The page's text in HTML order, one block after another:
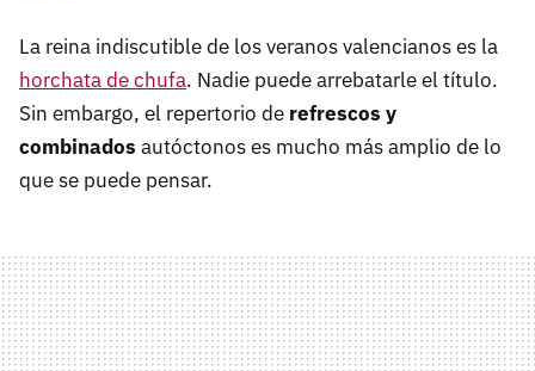
La reina indiscutible de los veranos valencianos es la
horchata de chufa. Nadie puede arrebatarle el título.
Sin embargo, el repertorio de refrescos y
combinados autóctonos es mucho más amplio de lo
que se puede pensar.